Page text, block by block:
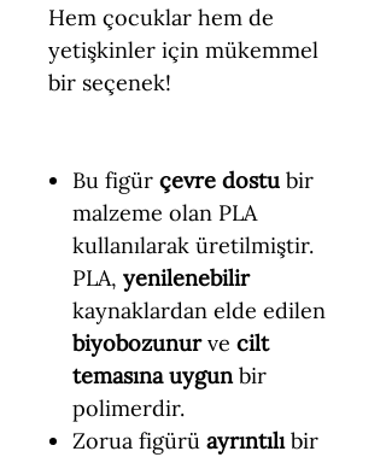
Hem çocuklar hem de
yetişkinler için mükemmel
bir seçenek!
Bu figür çevre dostu bir
malzeme olan PLA
kullanılarak üretilmiştir.
PLA, yenilenebilir
kaynaklardan elde edilen
biyobozunurve cilt
temasına uygunbir
polimerdir.
Zorua figürü ayrıntılıbir